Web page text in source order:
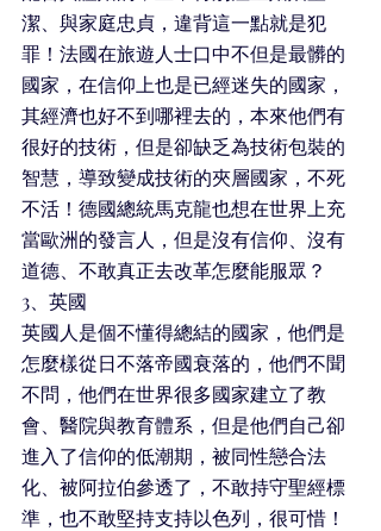
潔、與家庭忠貞，違背這一點就是犯
罪！法國在旅遊人士口中不但是最髒的
國家，在信仰上也是已經迷失的國家，
其經濟也好不到哪裡去的，本來他們有
很好的技術，但是卻缺乏為技術包裝的
智慧，導致變成技術的夾層國家，不死
不活！德國總統馬克龍也想在世界上充
當歐洲的發言人，但是沒有信仰、沒有
道德、不敢真正去改革怎麼能服眾？
3、英國
英國人是個不懂得總結的國家，他們是
怎麼樣從日不落帝國衰落的，他們不聞
不問，他們在世界很多國家建立了教
會、醫院與教育體系，但是他們自己卻
進入了信仰的低潮期，被同性戀合法
化、被阿拉伯參透了，不敢持守聖經標
準，也不敢堅持支持以色列，很可惜！